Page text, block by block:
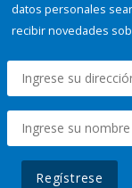
datos personales
recibir novedades
Regístrese